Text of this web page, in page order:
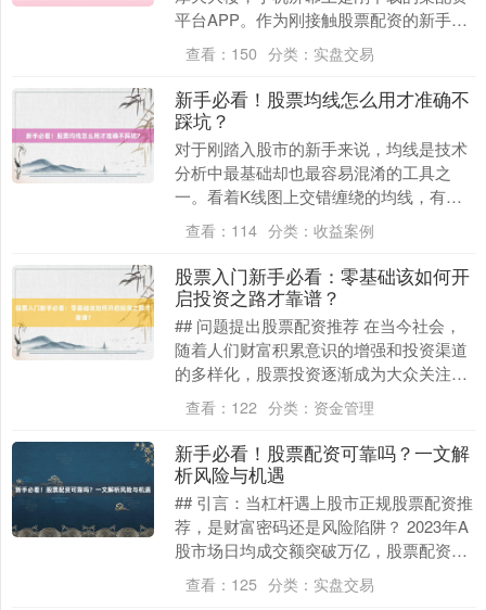
平台APP。作为刚接触股票配资的新手，
我满脑子都是“杠杆翻倍”“快速盈利”的幻
想，却完全....
查看： 150 分类： 实盘交易
新手必看！股票均线怎么用才准确不
踩坑？
对于刚踏入股市的新手来说，均线是技术
分析中最基础却也最容易混淆的工具之
一。看着K线图上交错缠绕的均线，有人
靠它赚得盆满钵满，也有人因误用而亏损
连连。更关键的是，....
查看： 114 分类： 收益案例
股票入门新手必看：零基础该如何开
启投资之路才靠谱？
## 问题提出股票配资推荐 在当今社会，
随着人们财富积累意识的增强和投资渠道
的多样化，股票投资逐渐成为大众关注的
焦点。许多零基础的新手怀揣着财富增值
的梦想，渴望....
查看： 122 分类： 资金管理
新手必看！股票配资可靠吗？一文解
析风险与机遇
## 引言：当杠杆遇上股市正规股票配资推
荐，是财富密码还是风险陷阱？ 2023年A
股市场日均成交额突破万亿，股票配资平
台广告频繁出现在短视频平台和财经论
坛。对于....
查看： 125 分类： 实盘交易